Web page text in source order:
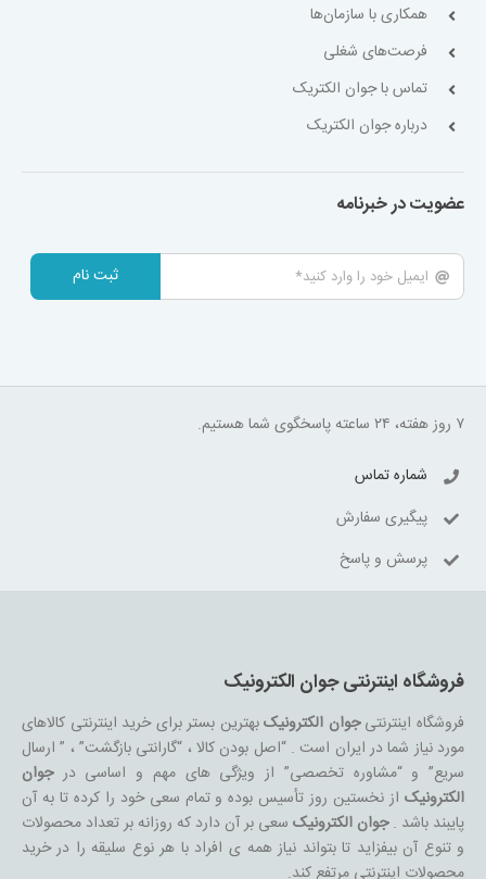
همکاری با سازمان‌ها
فرصت‌های شغلی
تماس با جوان الکتریک
درباره جوان الکتریک
عضویت در خبرنامه
ثبت نام
۷ روز هفته، ۲۴ ساعته پاسخگوی شما هستیم.
شماره تماس
پیگیری سفارش
پرسش و پاسخ
فروشگاه اینترنتی جوان الکترونیک
فروشگاه اینترنتیجوان الکترونیکبهترین بستر برای خرید اینترنتی کالاهای
مورد نیاز شما در ایران است . “اصل بودن کالا ، “گارانتی بازگشت” ، ” ارسال
سریع” و “مشاوره تخصصی” از ویژگی های مهم و اساسی درجوان
الکترونیکاز نخستین روز تأسیس بوده و تمام سعی خود را کرده تا به آن
پایبند باشد .جوان الکترونیکسعی بر آن دارد که روزانه بر تعداد محصولات
و تنوع آن بیفزاید تا بتواند نیاز همه ی افراد با هر نوع سلیقه را در خرید
محصولات اینترنتی مرتفع کند.